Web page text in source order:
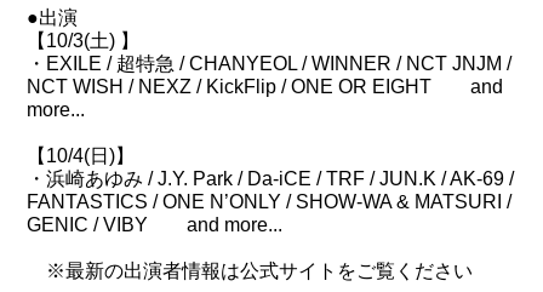
●出演
【10/3(土) 】
・EXILE / 超特急 / CHANYEOL / WINNER / NCT JNJM /
NCT WISH / NEXZ / KickFlip / ONE OR EIGHT and
more...
【10/4(日)】
・浜崎あゆみ / J.Y. Park / Da-iCE / TRF / JUN.K / AK-69 /
FANTASTICS / ONE N’ONLY / SHOW-WA & MATSURI /
GENIC / VIBY and more...
※最新の出演者情報は公式サイトをご覧ください